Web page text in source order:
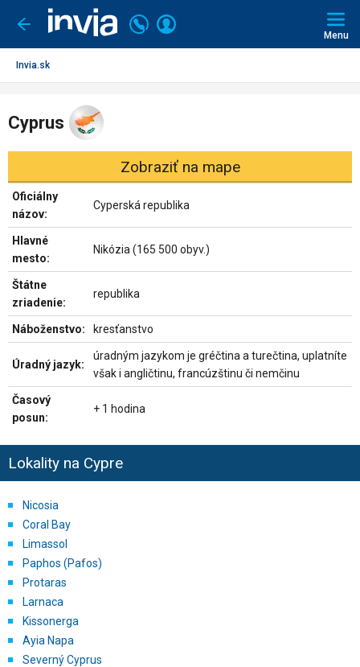
Ísť
späť
Volajte
+421
2
Prihlásiť
Menu
Invia.sk
Cyprus
Zobraziť na mape
Oficiálny
názov:
Cyperská republika
Hlavné
mesto:
Nikózia (165 500 obyv.)
Štátne
zriadenie:
republika
Náboženstvo: kresťanstvo
Úradný jazyk:
úradným jazykom je gréčtina a turečtina, uplatníte
však i angličtinu, francúzštinu či nemčinu
Časový
posun:
+ 1 hodina
Lokality na Cypre
Nicosia
Coral Bay
Limassol
Paphos (Pafos)
Protaras
Larnaca
Kissonerga
Ayia Napa
Severný Cyprus